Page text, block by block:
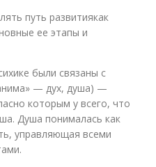
путь развитиякак
ее этапы и
были связаны с
— дух, душа) —
которым у всего, что
Душа понималась как
управляющая всеми